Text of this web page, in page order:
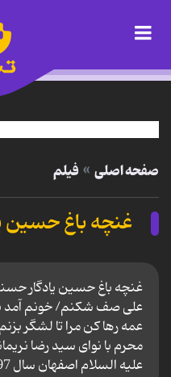
صفحه اصلی فیلم
غنچه باغ حسین
غنچه باغ حسین یادگار
علی صف شکنم/ خونم آمد
عمه رها کن مرا تا لشگر
محرم با نوای سید رضا
علیه السلام اصفهان سال 1397.